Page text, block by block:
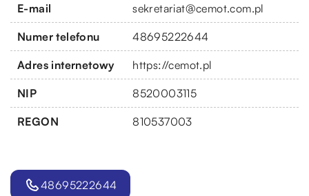
E-mail sekretariat@cemot.com.pl
Numer telefonu 48695222644
Adres internetowy https://cemot.pl
NIP 8520003115
REGON 810537003
48695222644